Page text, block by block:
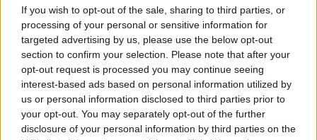
If you wish to opt-out of the sale, sharing to third parties, or
processing of your personal or sensitive information for
targeted advertising by us, please use the below opt-out
section to confirm your selection. Please note that after your
opt-out request is processed you may continue seeing
interest-based ads based on personal information utilized by
us or personal information disclosed to third parties prior to
your opt-out. You may separately opt-out of the further
disclosure of your personal information by third parties on the
SOS (Șoșoacă)
POT (Gavrilă)
PACE (Peia)
Acțiunea Conservatoare (Târziu)
PDF (Lazarus)
PUSL (D. Voiculescu)